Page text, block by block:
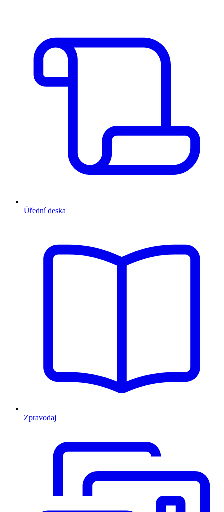
Úřední deska
Zpravodaj